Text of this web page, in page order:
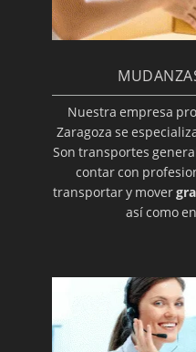
Nuestra empresa
Zaragoza se
Son transportes
contar con
transportar y mover
así como